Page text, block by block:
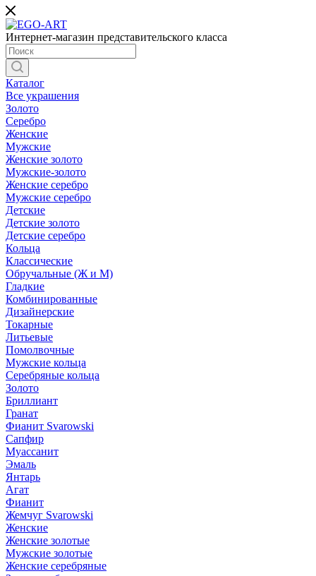
Интернет-магазин представительского класса
Каталог
Все украшения
Золото
Серебро
Женские
Мужские
Женские золото
Мужские-золото
Женские серебро
Мужские серебро
Детские
Детские золото
Детские серебро
Кольца
Классические
Обручальные (Ж и М)
Гладкие
Комбинированные
Дизайнерские
Токарные
Литьевые
Помолвочные
Мужские кольца
Серебряные кольца
Золото
Бриллиант
Гранат
Фианит Svarowski
Сапфир
Муассанит
Эмаль
Янтарь
Агат
Фианит
Жемчуг Svarowski
Женские
Женские золотые
Мужские золотые
Женские серебряные